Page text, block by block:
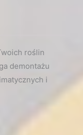
roślin
demontażu
i